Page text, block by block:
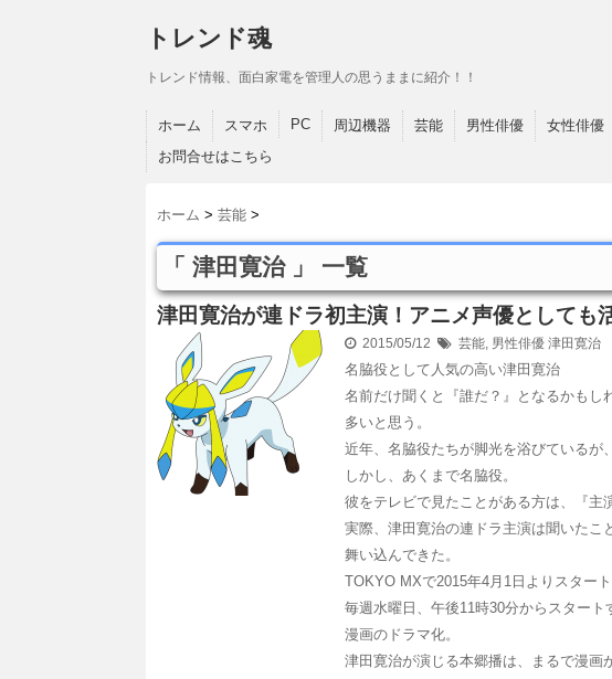
トレンド魂
トレンド情報、面白家電を管理人の思うままに紹介！！
ホーム スマホ PC 周辺機器 芸能 男性俳優 女性俳優
お問合せはこちら
ホーム > 芸能 >
「 津田寛治 」 一覧
津田寛治が連ドラ初主演！アニメ声優としても
2015/05/12 芸能, 男性俳優 津田寛治
名脇役として人気の高い津田寛治
名前だけ聞くと『誰だ？』となるかもし
多いと思う。
近年、名脇役たちが脚光を浴びているが
しかし、あくまで名脇役。
彼をテレビで見たことがある方は、『主
実際、津田寛治の連ドラ主演は聞いたこ
舞い込んできた。
TOKYO MXで2015年4月1日よりスター
毎週水曜日、午後11時30分からスター
漫画のドラマ化。
津田寛治が演じる本郷播は、まるで漫画